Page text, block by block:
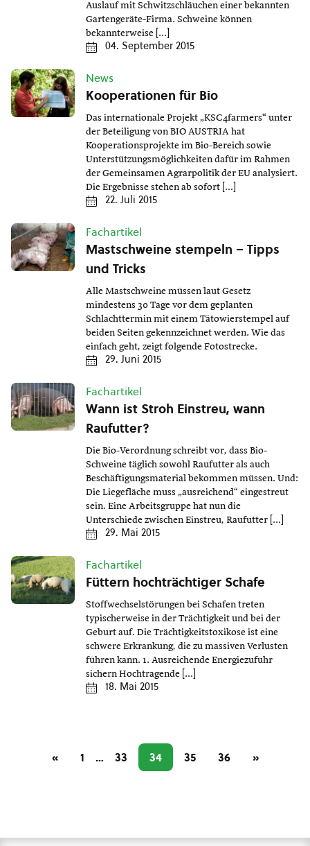
Auslauf mit Schwitzschläuchen einer bekannten
Gartengeräte-Firma. Schweine können
bekannterweise […]
04. September 2015
News
Kooperationen für Bio
Das internationale Projekt „KSC4farmers“ unter
der Beteiligung von BIO AUSTRIA hat
Kooperationsprojekte im Bio-Bereich sowie
Unterstützungsmöglichkeiten dafür im Rahmen
der Gemeinsamen Agrarpolitik der EU analysiert.
Die Ergebnisse stehen ab sofort […]
22. Juli 2015
Fachartikel
Mastschweine stempeln – Tipps
und Tricks
Alle Mastschweine müssen laut Gesetz
mindestens 30 Tage vor dem geplanten
Schlachttermin mit einem Tätowierstempel auf
beiden Seiten gekennzeichnet werden. Wie das
einfach geht, zeigt folgende Fotostrecke.
29. Juni 2015
Fachartikel
Wann ist Stroh Einstreu, wann
Raufutter?
Die Bio-Verordnung schreibt vor, dass Bio-
Schweine täglich sowohl Raufutter als auch
Beschäftigungsmaterial bekommen müssen. Und:
Die Liegefläche muss „ausreichend“ eingestreut
sein. Eine Arbeitsgruppe hat nun die
Unterschiede zwischen Einstreu, Raufutter […]
29. Mai 2015
Fachartikel
Füttern hochträchtiger Schafe
Stoffwechselstörungen bei Schafen treten
typischerweise in der Trächtigkeit und bei der
Geburt auf. Die Trächtigkeitstoxikose ist eine
schwere Erkrankung, die zu massiven Verlusten
führen kann. 1. Ausreichende Energiezufuhr
sichern Hochtragende […]
18. Mai 2015
« 1 … 33 34 35 36 »